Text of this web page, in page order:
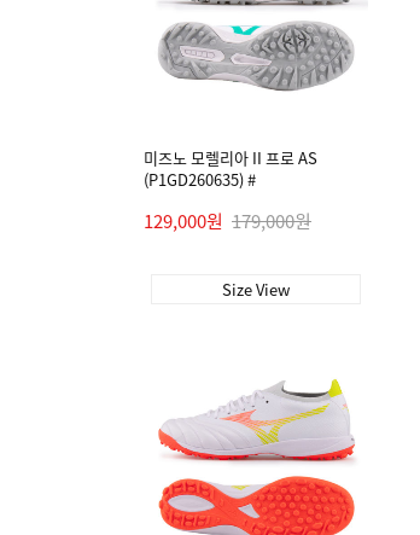
미즈노 모렐리아 II 프로 AS
(P1GD260635) #
129,000원 179,000원
Size View